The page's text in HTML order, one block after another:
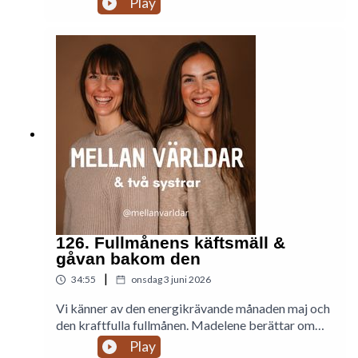
Madelene:@wholeblissco- Hälsoinspiratör,
Receptkreatör, Kokboksförfattare, Föreläsare & Fotograf
www.wholeblissco.se
Caroline: @caroline.lennartsson - Hälsocoach, Yogalärare
www.carolinelennartsson.se
126. Fullmånens käftsmäll &
gåvan bakom den
34:55 | onsdag 3 juni 2026
Vi känner av den energikrävande månaden maj och
den kraftfulla fullmånen. Madelene berättar om
känslorna kring att alltid känna sig projicerad på
Play